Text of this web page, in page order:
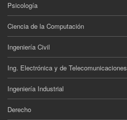
Psicología
Ciencia de la Computación
Ingeniería Civil
Ing. Electrónica y de Telecomunicaciones
Ingeniería Industrial
Derecho